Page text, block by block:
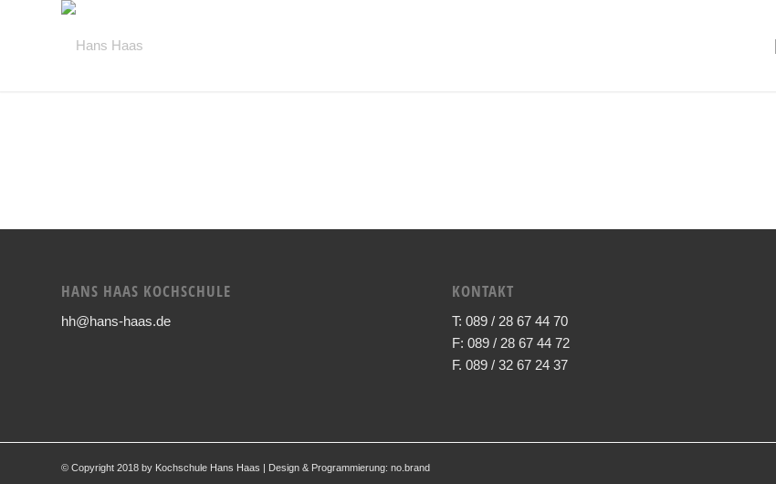
HANS HAAS KOCHSCHULE
hh@hans-haas.de
KONTAKT
T: 089 / 28 67 44 70
F: 089 / 28 67 44 72
F. 089 / 32 67 24 37
© Copyright 2018 by Kochschule Hans Haas | Design & Programmierung: no.brand